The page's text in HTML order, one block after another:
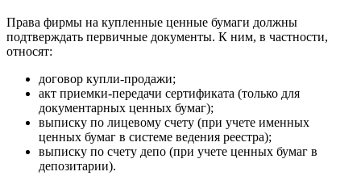
Права фирмы на купленные ценные бумаги должны
подтверждать первичные документы. К ним, в частности,
относят:
договор купли-продажи;
акт приемки-передачи сертификата (только для
документарных ценных бумаг);
выписку по лицевому счету (при учете именных
ценных бумаг в системе ведения реестра);
выписку по счету депо (при учете ценных бумаг в
депозитарии).